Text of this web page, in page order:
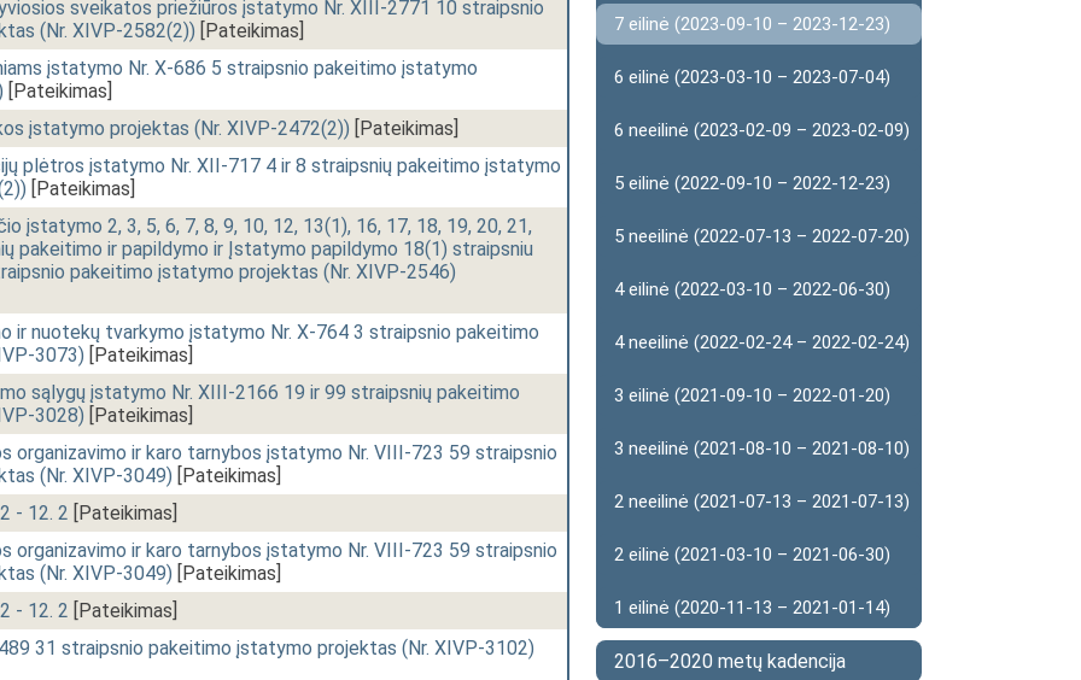
sveikatos priežiūros įstatymo Nr. XIII-2771 10 straipsnio
(Nr. XIVP-2582(2)) [Pateikimas]
įstatymo Nr. X-686 5 straipsnio pakeitimo įstatymo
[Pateikimas]
įstatymo projektas (Nr. XIVP-2472(2)) [Pateikimas]
plėtros įstatymo Nr. XII-717 4 ir 8 straipsnių pakeitimo įstatymo
[Pateikimas]
įstatymo 2, 3, 5, 6, 7, 8, 9, 10, 12, 13(1), 16, 17, 18, 19, 20, 21,
pakeitimo ir papildymo ir Įstatymo papildymo 18(1) straipsniu
pakeitimo įstatymo projektas (Nr. XIVP-2546)
ir nuotekų tvarkymo įstatymo Nr. X-764 3 straipsnio pakeitimo
3073) [Pateikimas]
sąlygų įstatymo Nr. XIII-2166 19 ir 99 straipsnių pakeitimo
3028) [Pateikimas]
organizavimo ir karo tarnybos įstatymo Nr. VIII-723 59 straipsnio
(Nr. XIVP-3049) [Pateikimas]
- 12. 2 [Pateikimas]
organizavimo ir karo tarnybos įstatymo Nr. VIII-723 59 straipsnio
(Nr. XIVP-3049) [Pateikimas]
- 12. 2 [Pateikimas]
31 straipsnio pakeitimo įstatymo projektas (Nr. XIVP-3102)
7 eilinė (2023-09-10 – 2023-12-23)
6 eilinė (2023-03-10 – 2023-07-04)
6 neeilinė (2023-02-09 – 2023-02-09)
5 eilinė (2022-09-10 – 2022-12-23)
5 neeilinė (2022-07-13 – 2022-07-20)
4 eilinė (2022-03-10 – 2022-06-30)
4 neeilinė (2022-02-24 – 2022-02-24)
3 eilinė (2021-09-10 – 2022-01-20)
3 neeilinė (2021-08-10 – 2021-08-10)
2 neeilinė (2021-07-13 – 2021-07-13)
2 eilinė (2021-03-10 – 2021-06-30)
1 eilinė (2020-11-13 – 2021-01-14)
2016–2020 metų kadencija